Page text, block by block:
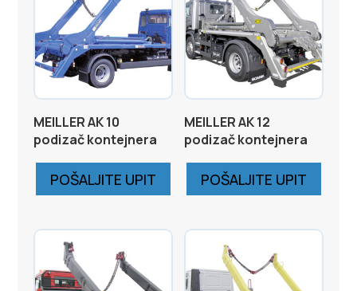
MEILLER AK 10
podizač kontejnera
POŠALJITE UPIT
MEILLER AK 12
podizač kontejnera
POŠALJITE UPIT